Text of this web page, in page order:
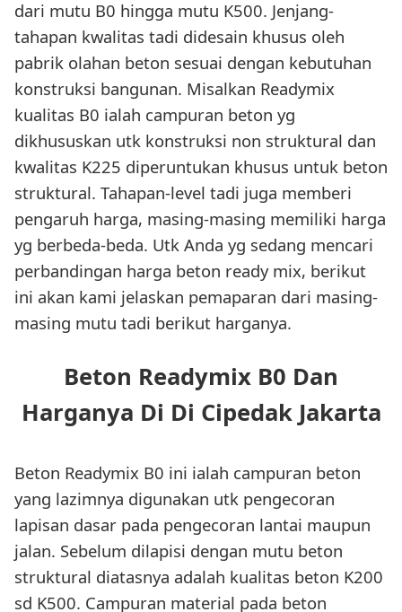
dari mutu B0 hingga mutu K500. Jenjang-
tahapan kwalitas tadi didesain khusus oleh
pabrik olahan beton sesuai dengan kebutuhan
konstruksi bangunan. Misalkan Readymix
kualitas B0 ialah campuran beton yg
dikhususkan utk konstruksi non struktural dan
kwalitas K225 diperuntukan khusus untuk beton
struktural. Tahapan-level tadi juga memberi
pengaruh harga, masing-masing memiliki harga
yg berbeda-beda. Utk Anda yg sedang mencari
perbandingan harga beton ready mix, berikut
ini akan kami jelaskan pemaparan dari masing-
masing mutu tadi berikut harganya.
Beton Readymix B0 Dan
Harganya Di Di Cipedak Jakarta
Beton Readymix B0 ini ialah campuran beton
yang lazimnya digunakan utk pengecoran
lapisan dasar pada pengecoran lantai maupun
jalan. Sebelum dilapisi dengan mutu beton
struktural diatasnya adalah kualitas beton K200
sd K500. Campuran material pada beton